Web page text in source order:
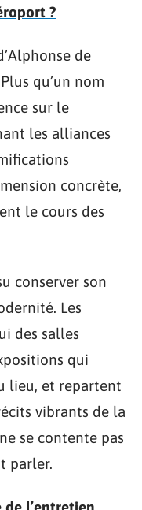
?
de
qu’un nom
sur le
les alliances
concrète,
le cours des
conserver son
Les
des salles
qui
lieu, et repartent
vibrants de la
se contente pas
parler.